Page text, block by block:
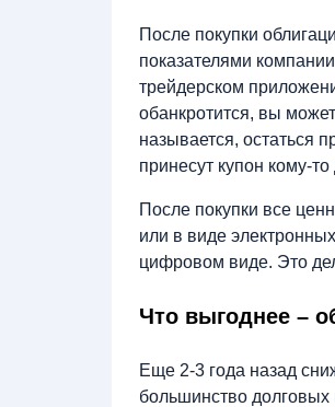
После покупки
показателями
трейдерском
обанкротится, вы
называется, остаться
принесут купон кому-то
После покупки все
или в виде
цифровом виде. Это
Что выгоднее –
Еще 2-3 года назад
большинство